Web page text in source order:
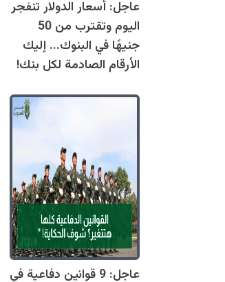
عاجل: أسعار الدولار تنفجر
اليوم وتقترب من 50
جنيهًا في البنوك... إليك
الأرقام الصادمة لكل بنك!
عاجل: 9 قوانين دفاعية في